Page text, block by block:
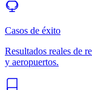
Casos de éxito
Resultados reales de
y aeropuertos.